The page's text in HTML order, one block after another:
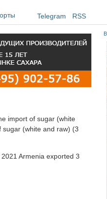
Telegram RSS
import of sugar (white
(white and raw) (3
Armenia exported 3